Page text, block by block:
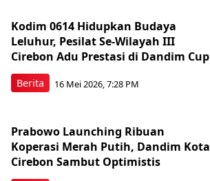
Berita
Kodim 0614 Hidupkan Budaya
Leluhur, Pesilat Se-Wilayah III
Cirebon Adu Prestasi di Dandim Cup
16 Mei 2026, 7:28 PM
Prabowo Launching Ribuan
Koperasi Merah Putih, Dandim Kota
Cirebon Sambut Optimistis